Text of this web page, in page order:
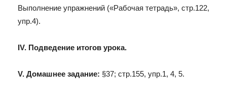
Выполнение упражнений («Рабочая тетрадь», стр.122,
упр.4).
IV. Подведение итогов урока.
V. Домашнее задание: §37; стр.155, упр.1, 4, 5.